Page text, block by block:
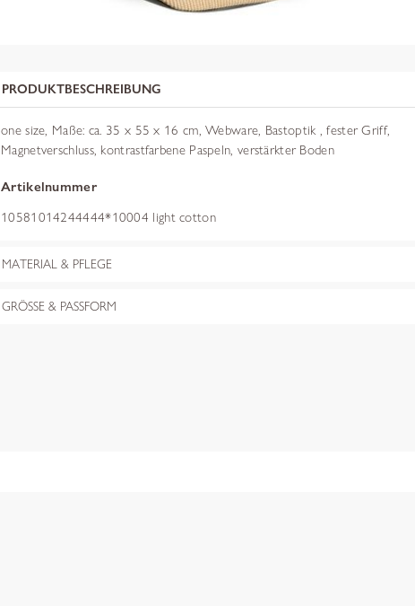
PRODUKTBESCHREIBUNG
one size, Maße: ca. 35 x 55 x 16 cm, Webware, Bastoptik , fester Griff,
Magnetverschluss, kontrastfarbene Paspeln, verstärkter Boden
Artikelnummer
10581014244444*10004 light cotton
MATERIAL & PFLEGE
GRÖSSE & PASSFORM